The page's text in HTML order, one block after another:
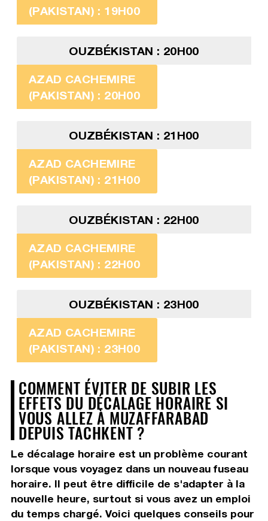
(PAKISTAN) : 19H00
OUZBÉKISTAN : 20H00
AZAD CACHEMIRE
(PAKISTAN) : 20H00
OUZBÉKISTAN : 21H00
AZAD CACHEMIRE
(PAKISTAN) : 21H00
OUZBÉKISTAN : 22H00
AZAD CACHEMIRE
(PAKISTAN) : 22H00
OUZBÉKISTAN : 23H00
AZAD CACHEMIRE
(PAKISTAN) : 23H00
COMMENT ÉVITER DE SUBIR LES
EFFETS DU DÉCALAGE HORAIRE SI
VOUS ALLEZ À MUZAFFARABAD
DEPUIS TACHKENT ?
Le décalage horaire est un problème courant
lorsque vous voyagez dans un nouveau fuseau
horaire. Il peut être difficile de s'adapter à la
nouvelle heure, surtout si vous avez un emploi
du temps chargé. Voici quelques conseils pour